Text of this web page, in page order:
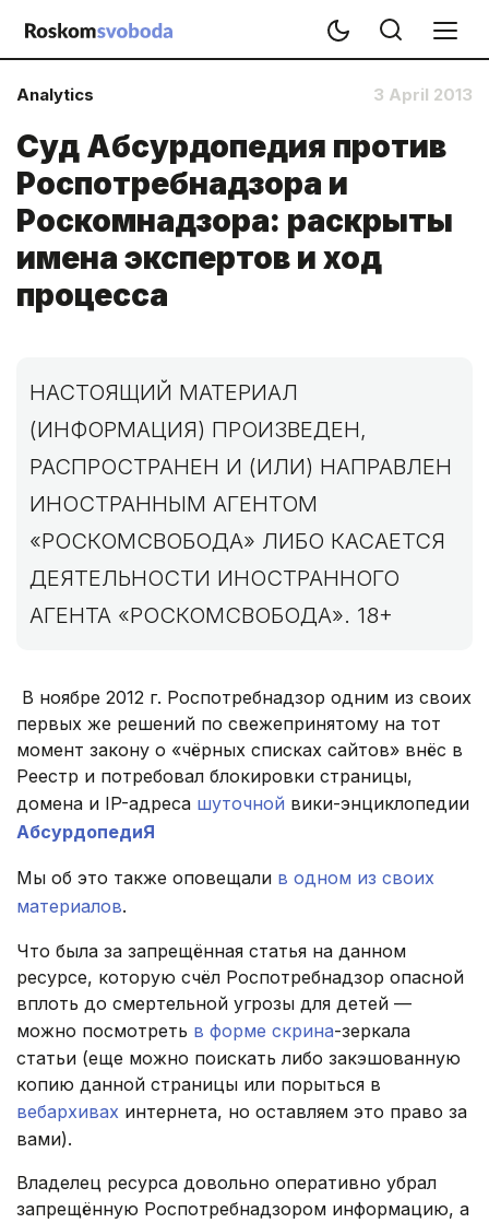
Analytics 3 April 2013
Суд Абсурдопедия против
Роспотребнадзора и
Роскомнадзора: раскрыты
имена экспертов и ход
процесса
НАСТОЯЩИЙ МАТЕРИАЛ
(ИНФОРМАЦИЯ) ПРОИЗВЕДЕН,
РАСПРОСТРАНЕН И (ИЛИ) НАПРАВЛЕН
ИНОСТРАННЫМ АГЕНТОМ
«РОСКОМСВОБОДА» ЛИБО КАСАЕТСЯ
ДЕЯТЕЛЬНОСТИ ИНОСТРАННОГО
АГЕНТА «РОСКОМСВОБОДА». 18+
В ноябре 2012 г. Роспотребнадзор одним из своих
первых же решений по свежепринятому на тот
момент закону о «чёрных списках сайтов» внёс в
Реестр и потребовал блокировки страницы,
домена и IP-адреса шуточной вики-энциклопедии
АбсурдопедиЯ
Мы об это также оповещали в одном из своих
материалов.
Что была за запрещённая статья на данном
ресурсе, которую счёл Роспотребнадзор опасной
вплоть до смертельной угрозы для детей —
можно посмотреть в форме скрина-зеркала
статьи (еще можно поискать либо закэшованную
копию данной страницы или порыться в
вебархивах интернета, но оставляем это право за
вами).
Владелец ресурса довольно оперативно убрал
запрещённую Роспотребнадзором информацию, а